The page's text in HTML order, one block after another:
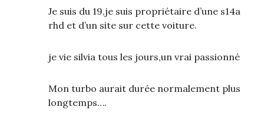
Je suis du 19,je suis propriétaire d’une s14a
rhd et d’un site sur cette voiture.
je vie silvia tous les jours,un vrai passionné
Mon turbo aurait durée normalement plus
longtemps….